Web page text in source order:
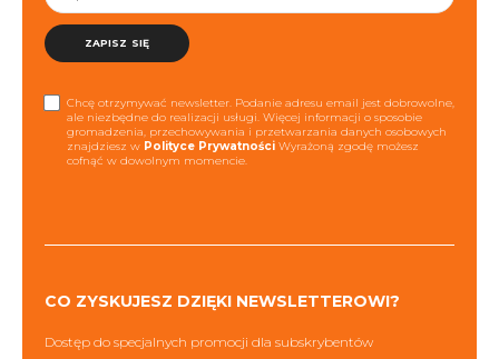
ZAPISZ SIĘ
Chcę otrzymywać newsletter. Podanie adresu email jest dobrowolne,
ale niezbędne do realizacji usługi. Więcej informacji o sposobie
gromadzenia, przechowywania i przetwarzania danych osobowych
znajdziesz w Polityce Prywatności Wyrażoną zgodę możesz
cofnąć w dowolnym momencie.
CO ZYSKUJESZ DZIĘKI NEWSLETTEROWI?
Dostęp do specjalnych promocji dla subskrybentów